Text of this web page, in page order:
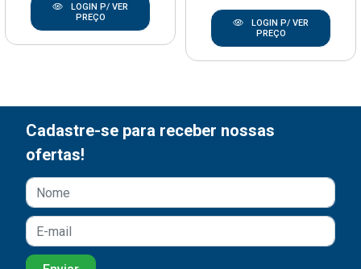
LOGIN P/ VER
PREÇO
LOGIN P/ VER
PREÇO
Cadastre-se para receber nossas
ofertas!